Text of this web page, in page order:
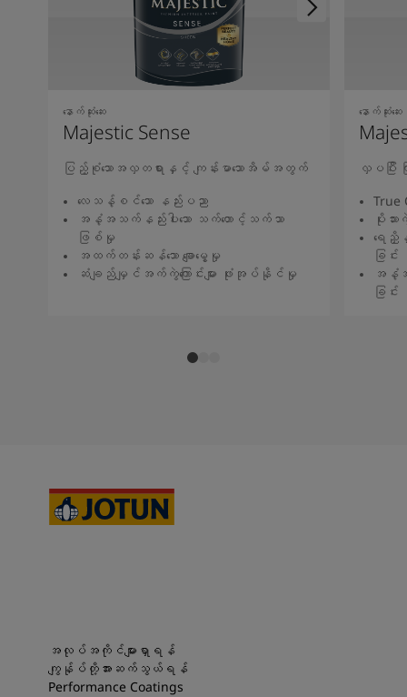
နောက်ဆုံးဆေး
Majestic Sense
ပြည့်စုံသောအလှတရားနှင့် ကျန်းမာသောအိမ်အတွက်
လေသန့်စင်သော နည်းပညာ
အနံ့အသက်နည်းပါးသော သက်တောင့်သက်သာ
ဖြစ်မှု
အထက်တန်းဆန်သော ချောမွေ့မှု
ဆံချည်မျှင်အက်ကွဲကြောင်းများ ဖုံးအုပ်နိုင်မှု
နောက်ဆုံးဆေး
လှပပြီ
True
ပိုးသား
ရေညှိ
ခြင်း
အနံ့
ခြင်း
အလုပ်အကိုင်များရှာရန်
ကျွန်ုပ်တို့အားဆက်သွယ်ရန်
Performance Coatings